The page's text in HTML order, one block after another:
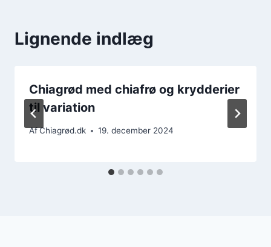
Lignende indlæg
Chiagrød med chiafrø og krydderier
til variation
AfChiagrød.dk 19. december 2024